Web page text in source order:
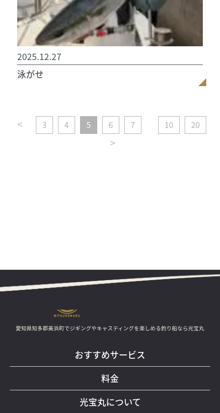
2025.12.27
泳がせ
< 3 4 5 6 7 10 20
>
愛知県知多郡美浜町でジギングやキャスティングを楽しめる釣り船なら光宝丸
おすすめサービス
料金
光宝丸について